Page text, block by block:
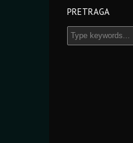
PRETRAGA